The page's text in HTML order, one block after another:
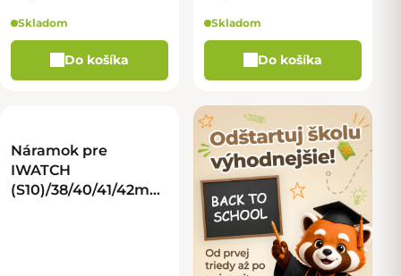
Skladom
Do košíka
Skladom
Do košíka
Náramok pre
IWATCH
(S10)/38/40/41/42mm